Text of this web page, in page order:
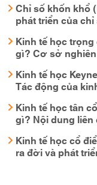
Chỉ số khốn khổ
phát triển của
Kinh tế học
gì? Cơ sở
Kinh tế học
Tác động của
Kinh tế học tân
gì? Nội dung liên
Kinh tế học cổ
ra đời và phát